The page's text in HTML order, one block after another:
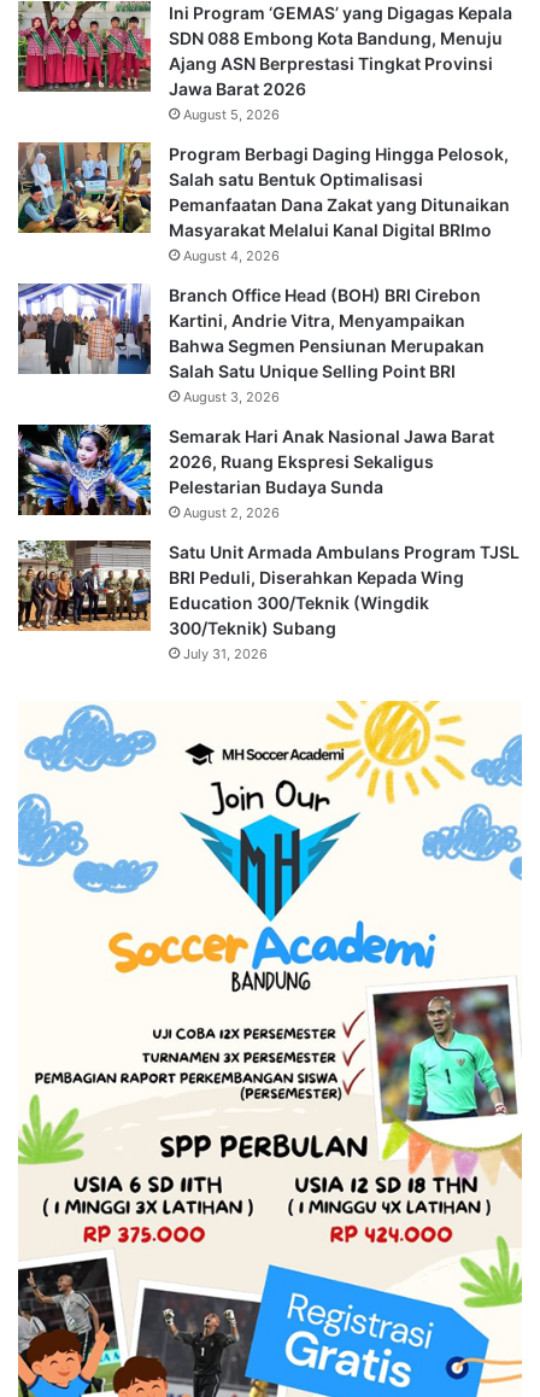
Ini Program ‘GEMAS’ yang Digagas Kepala
SDN 088 Embong Kota Bandung, Menuju
Ajang ASN Berprestasi Tingkat Provinsi
Jawa Barat 2026
August 5, 2026
Program Berbagi Daging Hingga Pelosok,
Salah satu Bentuk Optimalisasi
Pemanfaatan Dana Zakat yang Ditunaikan
Masyarakat Melalui Kanal Digital BRImo
August 4, 2026
Branch Office Head (BOH) BRI Cirebon
Kartini, Andrie Vitra, Menyampaikan
Bahwa Segmen Pensiunan Merupakan
Salah Satu Unique Selling Point BRI
August 3, 2026
Semarak Hari Anak Nasional Jawa Barat
2026, Ruang Ekspresi Sekaligus
Pelestarian Budaya Sunda
August 2, 2026
Satu Unit Armada Ambulans Program TJSL
BRI Peduli, Diserahkan Kepada Wing
Education 300/Teknik (Wingdik
300/Teknik) Subang
July 31, 2026